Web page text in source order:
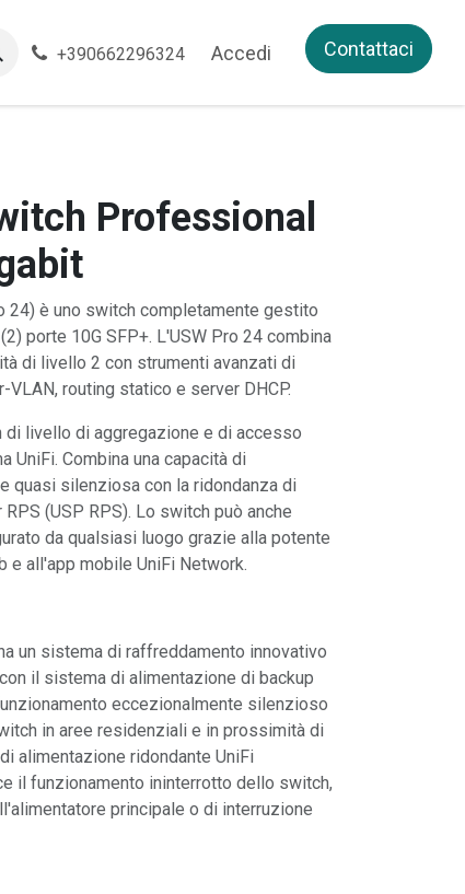
+390662296324 Accedi Contattaci
Professional
24) è uno switch completamente gestito
porte 10G SFP+. L'USW Pro 24 combina
di livello 2 con strumenti avanzati di
routing statico e server DHCP.
di livello di aggregazione e di accesso
UniFi. Combina una capacità di
quasi silenziosa con la ridondanza di
(USP RPS). Lo switch può anche
da qualsiasi luogo grazie alla potente
e all'app mobile UniFi Network.
un sistema di raffreddamento innovativo
il sistema di alimentazione di backup
eccezionalmente silenzioso
in aree residenziali e in prossimità di
alimentazione ridondante UniFi
il funzionamento ininterrotto dello switch,
principale o di interruzione